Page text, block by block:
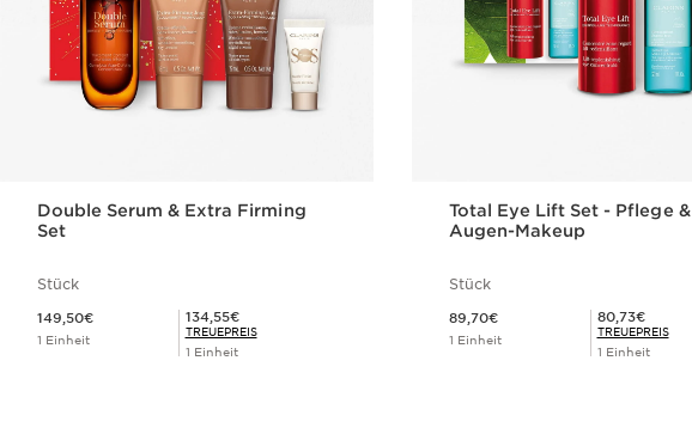
Double Serum & Extra Firming
Set
Stück
149,50€
1 Einheit
Mitgliederpreis 134,55€
134,55€
TREUEPREIS
1 Einheit
Total Eye Lift Set - Pflege &
Augen-Makeup
Stück
89,70€
1 Einheit
Mitgliederpreis 80,73€
80,73€
TREUEPREIS
1 Einheit